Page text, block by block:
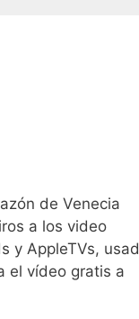
de Venecia
a los video
y AppleTVs, usad
el vídeo gratis a